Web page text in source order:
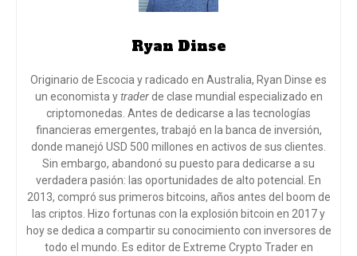
Ryan Dinse
Originario de Escocia y radicado en Australia, Ryan Dinse es
un economista ytraderde clase mundial especializado en
criptomonedas. Antes de dedicarse a las tecnologías
financieras emergentes, trabajó en la banca de inversión,
donde manejó USD 500 millones en activos de sus clientes.
Sin embargo, abandonó su puesto para dedicarse a su
verdadera pasión: las oportunidades de alto potencial. En
2013, compró sus primeros bitcoins, años antes del boom de
las criptos. Hizo fortunas con la explosión bitcoin en 2017 y
hoy se dedica a compartir su conocimiento con inversores de
todo el mundo . Es editor de Extreme Crypto Trader en